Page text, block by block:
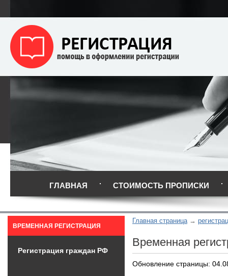
ГЛАВНАЯ СТОИМОСТЬ ПРОПИСКИ
Главная страница
Временная
Обновление страницы:
ВРЕМЕННАЯ РЕГИСТРАЦИЯ
Регистрация граждан РФ